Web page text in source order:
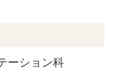
ーション科